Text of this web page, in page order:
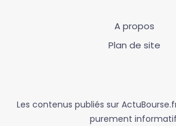
A propos
Plan de site
Les contenus publiés sur
purement